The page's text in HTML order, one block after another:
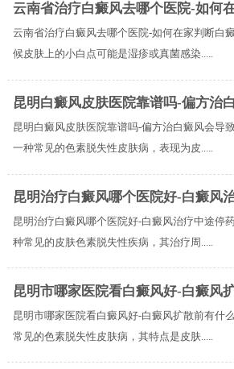
云南省治疗白癜风去哪个医院-如何
云南省治疗白癜风去哪个医院-如何在家判断白
候皮肤上的小白点可能是湿疹或真菌感染.....
昆明白癜风皮肤医院靠谱吗-偏方治
昆明白癜风皮肤医院靠谱吗-偏方治白癜风会导
一种常见的色素脱失性皮肤病，表现为皮.....
昆明治疗白癜风哪个医院好-白癜风
昆明治疗白癜风哪个医院好-白癜风治疗中途停
种常见的皮肤色素脱失性疾病，其治疗周.....
昆明市哪家医院看白癜风好-白癜风
昆明市哪家医院看白癜风好-白癜风扩散前有什
常见的色素脱失性皮肤病，其特点是皮肤.....